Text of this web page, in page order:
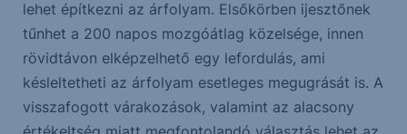
lehet építkezni az árfolyam. Elsőkörben ijesztőnek
tűnhet a 200 napos mozgóátlag közelsége, innen
rövidtávon elképzelhető egy lefordulás, ami
késleltetheti az árfolyam esetleges megugrását is. A
visszafogott várakozások, valamint az alacsony